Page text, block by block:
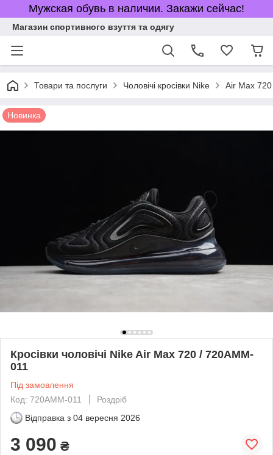
Мужская обувь в наличии. Закажи сейчас!
Магазин спортивного взуття та одягу
Товари та послуги Чоловічі кросівки Nike Air Max 720
Новинка
Кросівки чоловічі Nike Air Max 720 / 720AMM-
011
Під замовлення
Код: 720AMM-011
Роздріб
Відправка з 04 вересня 2026
3 090 ₴